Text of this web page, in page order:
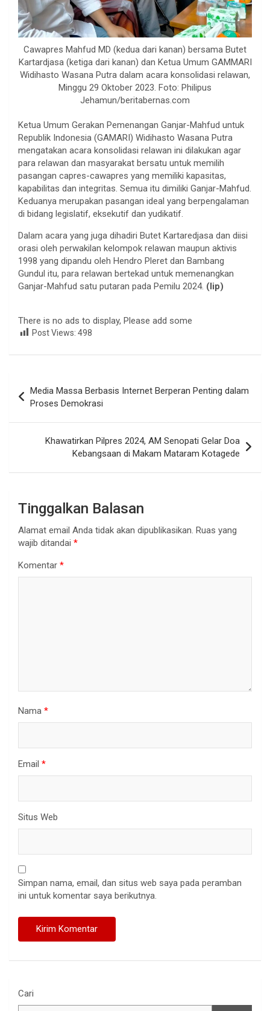
Cawapres Mahfud MD (kedua dari kanan) bersama Butet
Kartardjasa (ketiga dari kanan) dan Ketua Umum GAMMARI
Widihasto Wasana Putra dalam acara konsolidasi relawan,
Minggu 29 Oktober 2023. Foto: Philipus
Jehamun/beritabernas.com
Ketua Umum Gerakan Pemenangan Ganjar-Mahfud untuk
Republik Indonesia (GAMARI) Widihasto Wasana Putra
mengatakan acara konsolidasi relawan ini dilakukan agar
para relawan dan masyarakat bersatu untuk memilih
pasangan capres-cawapres yang memiliki kapasitas,
kapabilitas dan integritas. Semua itu dimiliki Ganjar-Mahfud.
Keduanya merupakan pasangan ideal yang berpengalaman
di bidang legislatif, eksekutif dan yudikatif.
Dalam acara yang juga dihadiri Butet Kartaredjasa dan diisi
orasi oleh perwakilan kelompok relawan maupun aktivis
1998 yang dipandu oleh Hendro Pleret dan Bambang
Gundul itu, para relawan bertekad untuk memenangkan
Ganjar-Mahfud satu putaran pada Pemilu 2024. (lip)
There is no ads to display, Please add some
Post Views: 498
pos
Media Massa Berbasis Internet Berperan Penting dalam
Proses Demokrasi
Khawatirkan Pilpres 2024, AM Senopati Gelar Doa
Kebangsaan di Makam Mataram Kotagede
Tinggalkan Balasan
Alamat email Anda tidak akan dipublikasikan. Ruas yang
wajib ditandai *
Komentar *
Nama *
Email *
Situs Web
Simpan nama, email, dan situs web saya pada peramban
ini untuk komentar saya berikutnya.
Cari